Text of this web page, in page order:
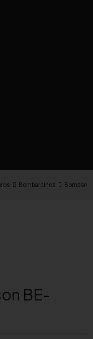
Bombardinos
BE-